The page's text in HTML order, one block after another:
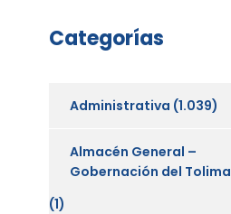
Categorías
Administrativa (1.039)
Almacén General –
Gobernación del Tolima
(1)